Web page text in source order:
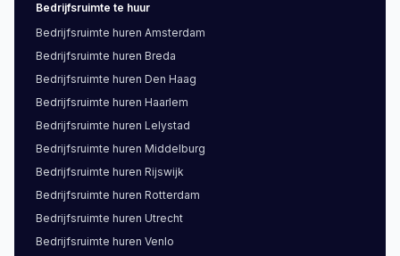
Bedrijfsruimte te huur
Bedrijfsruimte huren Amsterdam
Bedrijfsruimte huren Breda
Bedrijfsruimte huren Den Haag
Bedrijfsruimte huren Haarlem
Bedrijfsruimte huren Lelystad
Bedrijfsruimte huren Middelburg
Bedrijfsruimte huren Rijswijk
Bedrijfsruimte huren Rotterdam
Bedrijfsruimte huren Utrecht
Bedrijfsruimte huren Venlo